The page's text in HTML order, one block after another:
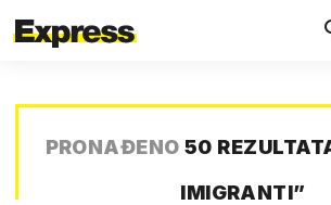
PRONAĐENO 50
IMIGRANTI”